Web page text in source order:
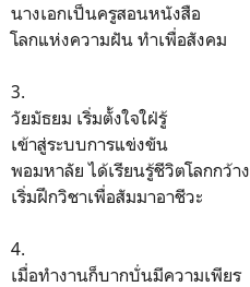
นางเอกเป็นครูสอนหนังสือ
โลกแห่งความฝัน ทำเพื่อสังคม
3.
วัยมัธยม เริ่มตั้งใจใฝ่รู้
เข้าสู่ระบบการแข่งขัน
พอมหาลัย ได้เรียนรู้ชีวิตโลกกว้าง
เริ่มฝึกวิชาเพื่อสัมมาอาชีวะ
4.
เมื่อทำงานก็บากบั่นมีความเพียร